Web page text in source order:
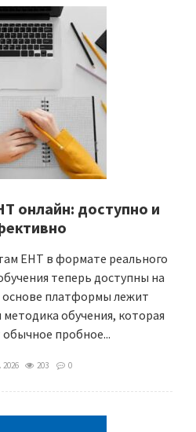
онлайн: доступно и
ЕНТ в формате реального
теперь доступны на
платформы лежит
методика обучения, которая
пробное...
2026 203 0